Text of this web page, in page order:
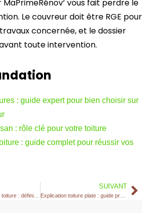
vous fait perdre le
Le couvreur doit être RGE pour
concernée, et le dossier
toute intervention.
: guide expert pour bien choisir sur
: rôle clé pour votre toiture
: guide complet pour réussir vos
SUIVANT
Explication toiture plate : guide pratique 2026